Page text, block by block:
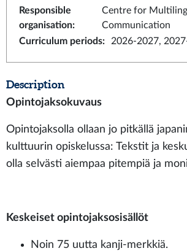
Responsible
organisation:
Centre for
Communication
Curriculum periods: 2026-2027,
Description
Opintojaksokuvaus
Opintojaksolla ollaan jo pitkällä
kulttuurin opiskelussa: Tekstit ja
olla selvästi aiempaa pitempiä ja
Keskeiset opintojaksosisällöt
Noin 75 uutta kanji-merkkiä.